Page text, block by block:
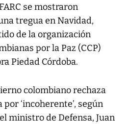
se mostraron
tregua en Navidad,
de la organización
por la Paz (CCP)
Piedad Córdoba.
colombiano rechaza
‘incoherente’, según
ministro de Defensa, Juan